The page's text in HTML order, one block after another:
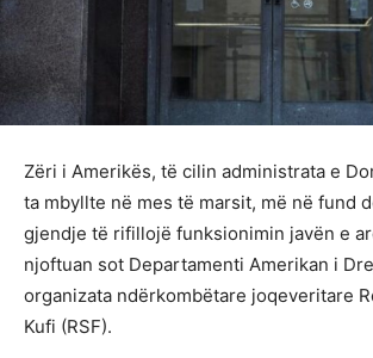
Zëri i Amerikës, të cilin administrata e
ta mbyllte në mes të marsit, më në fund
gjendje të rifillojë funksionimin javën e
njoftuan sot Departamenti Amerikan i
organizata ndërkombëtare joqeveritare
Kufi (RSF).